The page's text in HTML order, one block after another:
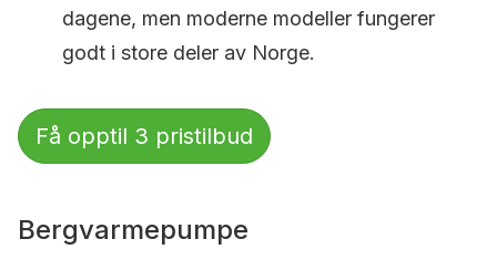
dagene, men moderne modeller fungerer
godt i store deler av Norge.
Få opptil 3 pristilbud
Bergvarmepumpe